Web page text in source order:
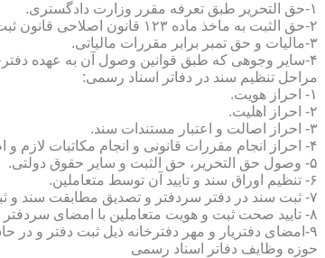
۱-حق التحریر طبق تعرفه مقرر وزارت دادگستری.
۲-حق الثبت به ماخذ ماده ۱۲۳ قانون اصلاحی قانون ثبت.
۳-مالیات و حق تمبر برابر مقررات مالیاتی.
۴-سایر وجوهی که طبق قوانین وصول آن به عهده دفترخانه محول است.
مراحل تنظیم سند در دفاتر اسناد رسمی:
۱- احراز هویت.
۲- احراز اهلیت.
۳- احراز اصالت و اعتبار مستندات سند.
۴- احراز انجام مقررات قانونی و انجام مکاتبات لازم و اطمینان از عدم منع قانونی تنظیم سند.
۵- وصول حق التحریر، حق الثبت و سایر حقوق دولتی.
۶- تنظیم اوراق سند و تایید آن توسط متعاملین.
۷- ثبت سند در دفتر سردفتر و تصدیق مطابقت سند و ثبت دفتر توسط متعاملین.
۸- تایید صحت ثبت و هویت متعاملین با امضای سردفتر ذیل ثبت دفتر و حاشیه سند.
۹-امضای دفتریار و مهر دفترخانه ذیل ثبت دفتر و در حاشیه سند.
حوزه وظایف دفاتر اسناد رسمی